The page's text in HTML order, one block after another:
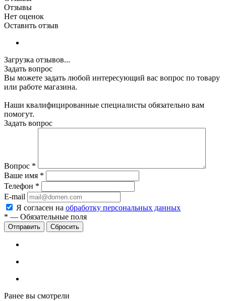
Отзывы
Нет оценок
Оставить отзыв
Загрузка отзывов...
Задать вопрос
Вы можете задать любой интересующий вас вопрос по товару
или работе магазина.
Наши квалифицированные специалисты обязательно вам
помогут.
Задать вопрос
Вопрос *
Ваше имя *
Телефон *
E-mail
Я согласен на обработку персональных данных
* — Обязательные поля
Сбросить
Ранее вы смотрели